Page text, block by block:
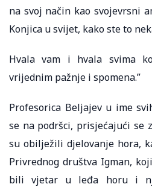
na svoj način kao svojevrsni
Konjica u svijet, kako ste to
Hvala vam i hvala svima
vrijednim pažnje i spomena.”
Profesorica Beljajev u ime
se na podršci, prisjećajući se
su obilježili djelovanje hora,
Privrednog društva Igman,
bili vjetar u leđa horu i